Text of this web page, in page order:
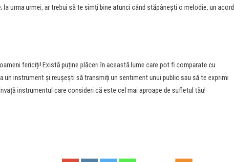
la urma urmei, ar trebui să te simți bine atunci când stăpânești o melodie, un acord
fericiți! Există puține plăceri în această lume care pot fi comparate cu
un instrument și reușești să transmiți un sentiment unui public sau să te exprimi
instrumentul care consideri că este cel mai aproape de sufletul tău!